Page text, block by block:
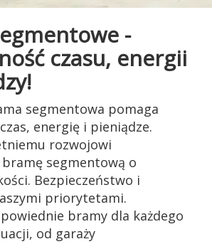
-
czasu, energii
segmentowa pomaga
energię i pieniądze.
rozwojowi
segmentową o
Bezpieczeństwo i
priorytetami.
bramy dla każdego
od garaży